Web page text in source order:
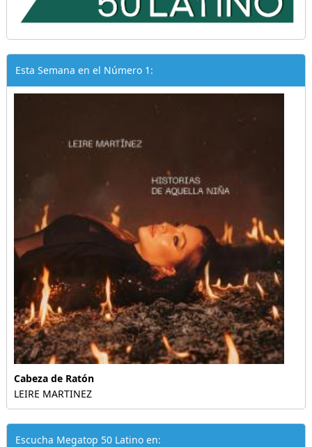
Esta Semana en el Número 1:
Cabeza de Ratón
LEIRE MARTINEZ
Escucha Megatop 50 Latino en: